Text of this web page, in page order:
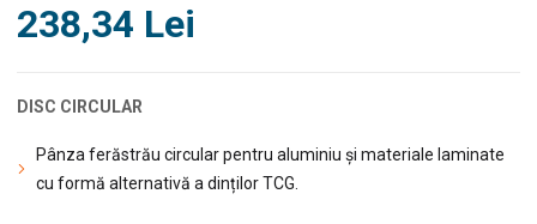
238,34 Lei
DISC CIRCULAR
Pânza ferăstrău circular pentru aluminiu și materiale laminate
cu formă alternativă a dinților TCG.